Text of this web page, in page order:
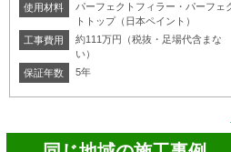
使用材料
パーフェクトフィラー・パーフェ
トトップ（日本ペイント）
工事費用
約111万円（税抜・足場代含まな
い）
保証年数
5年